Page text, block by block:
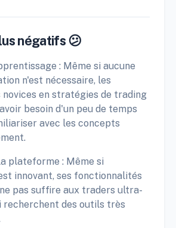
négatifs 😕
: Même si aucune
n'est nécessaire, les
en stratégies de trading
besoin d'un peu de temps
avec les concepts
plateforme : Même si
innovant, ses fonctionnalités
pas suffire aux traders ultra-
recherchent des outils très